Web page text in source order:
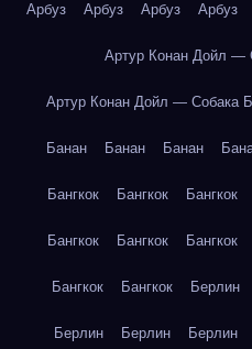
Арбуз Арбуз Арбуз Арбуз
Артур Конан Дойл —
Артур Конан Дойл — Собака
Банан Банан Банан
Бангкок Бангкок Бангкок
Бангкок Бангкок Бангкок
Бангкок Бангкок Берлин
Берлин Берлин Берлин